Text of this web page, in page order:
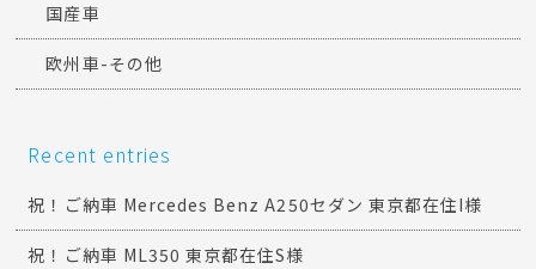
国産車
欧州車-その他
Recent entries
祝！ご納車 Mercedes Benz A250セダン 東京都在住I様
祝！ご納車 ML350 東京都在住S様